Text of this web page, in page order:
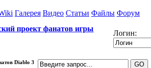
Галерея Видео Статьи Файлы Форум
проект фанатов игры
Логин:
Diablo 3